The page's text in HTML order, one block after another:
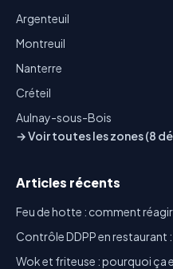
Argenteuil
Montreuil
Nanterre
Créteil
Aulnay-sous-Bois
→ Voir toutes les zones (8
Articles récents
Feu de hotte : comment
Contrôle DDPP en restaurant
Wok et friteuse : pourquoi ça